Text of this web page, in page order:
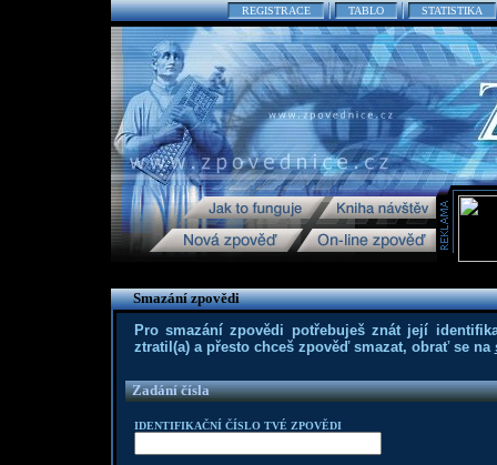
REGISTRACE TABLO STATISTIKA
Smazání zpovědi
Pro smazání zpovědi potřebuješ znát její
ztratil(a) a přesto chceš zpověď smazat, obrať se na
Zadání čísla
IDENTIFIKAČNÍ ČÍSLO TVÉ ZPOVĚDI